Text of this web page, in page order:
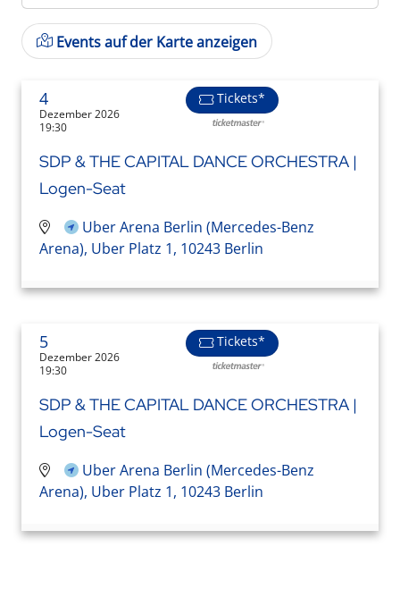
Events auf der Karte anzeigen
4
Dezember 2026
19:30
Tickets*
SDP & THE CAPITAL DANCE ORCHESTRA |
Logen-Seat
Uber Arena Berlin (Mercedes-Benz
Arena), Uber Platz 1, 10243 Berlin
5
Dezember 2026
19:30
Tickets*
SDP & THE CAPITAL DANCE ORCHESTRA |
Logen-Seat
Uber Arena Berlin (Mercedes-Benz
Arena), Uber Platz 1, 10243 Berlin